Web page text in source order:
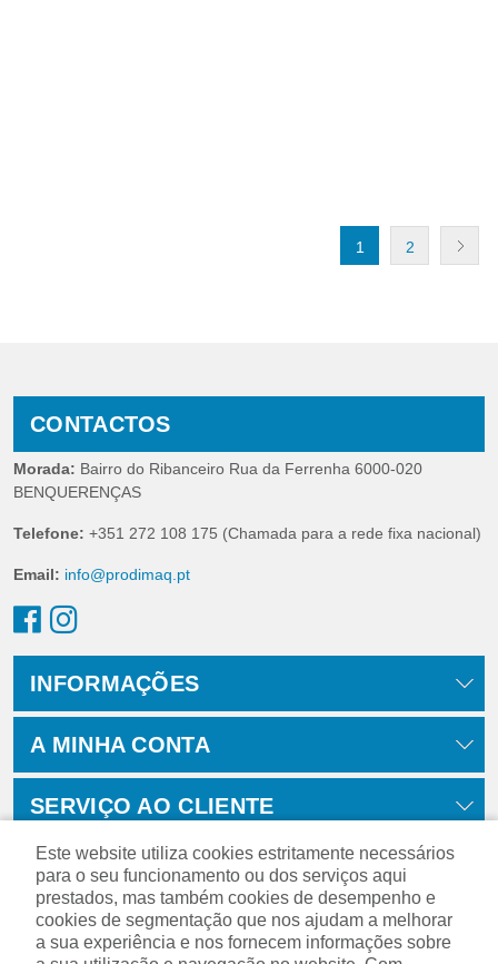
1 2
CONTACTOS
Morada: Bairro do Ribanceiro Rua da Ferrenha 6000-020
BENQUERENÇAS
Telefone: +351 272 108 175 (Chamada para a rede fixa nacional)
Email: info@prodimaq.pt
INFORMAÇÕES
A MINHA CONTA
SERVIÇO AO CLIENTE
Este website utiliza cookies estritamente necessários
para o seu funcionamento ou dos serviços aqui
prestados, mas também cookies de desempenho e
cookies de segmentação que nos ajudam a melhorar
a sua experiência e nos fornecem informações sobre